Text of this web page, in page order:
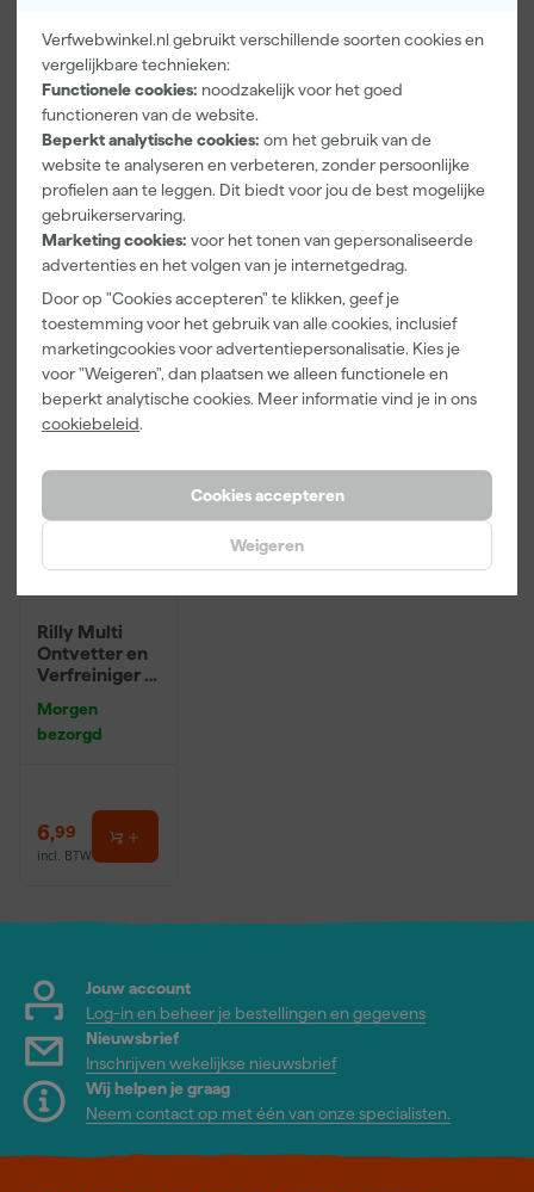
Verfwebwinkel.nl gebruikt verschillende soorten cookies en
vergelijkbare technieken:
Functionele cookies: noodzakelijk voor het goed
functioneren van de website.
Beperkt analytische cookies: om het gebruik van de
website te analyseren en verbeteren, zonder persoonlijke
profielen aan te leggen. Dit biedt voor jou de best mogelijke
gebruikerservaring.
Marketing cookies: voor het tonen van gepersonaliseerde
advertenties en het volgen van je internetgedrag.
Door op "Cookies accepteren" te klikken, geef je
toestemming voor het gebruik van alle cookies, inclusief
marketingcookies voor advertentiepersonalisatie. Kies je
voor "Weigeren", dan plaatsen we alleen functionele en
beperkt analytische cookies. Meer informatie vind je in ons
cookiebeleid.
Cookies accepteren
Weigeren
Paintura
Lucamax
Washi tape -
50mx24mm
Morgen
bezorgd
Adviesprijs 6,00
3,99
incl. BTW
Go!Paint
Economy S
10cm Roller -
15 x 32 cm + 5
Morgen
2,99
incl. BTW
Muurverfset
6-delig
Morgen
Adviesprijs
19,
incl. BTW
Rilly Multi
Ontvetter en
Verfreiniger –
Morgen
bezorgd
6,99
incl. BTW
Jouw account
Log-in en beheer je bestellingen en gegevens
Nieuwsbrief
Inschrijven wekelijkse nieuwsbrief
Wij helpen je graag
Neem contact op met één van onze specialisten.